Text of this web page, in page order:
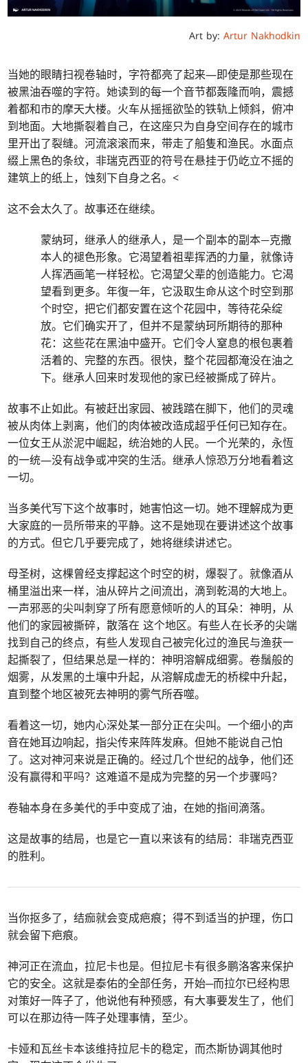
Art by: Artur Nakhodkin
当她的眼睛扫视卷轴时，字符都亮了起来—即使是那些现在
被黑油吞噬的字符。她读到的每一个音节都轰隆而响，震撼
着都和市的摩天大楼。火车从摇摇欲坠的铁轨上倾斜，俯冲
到地面。大地撕裂着自己，在这座只为自身空间存在的城市
里开出了裂缝。河流滚滚而来，带走了船隻和渔民。水面点
缀上黑色的条纹，非瑞克西亚的符号在悬挂于仍屹立不摇的
建筑上的纸上，蚀刻下自身之名。<
这不会太久了。故事还在继续。
蒙纳珂，继承人的继承人，是一个副本的副本—克撒
本人的褪色形象。它渴望着祖辈挥洒的力量，就像诗
人挥洒画笔一样轻松。它渴望父辈的创造能力。它渴
望看到更多。年復一年，它汲取生命从这个时空到那
个时空，把它们都安置在这个花园中，等待花朵绽
放。它们确实开了，但并不是蒙纳珂所期待的那种
花：这些花在黑油中盛开。它们令人窒息的根包裹着
活着的、完整的东西。很快，整个花园都淹没在油之
下。继承人回来时发现他的家已经被撕成了碎片。
故事不止如此。有被赶出家园、被践踏在脚下，他们的灵魂
被从肉体上剥离，他们的肉体被改造成超乎任何已知存在。
一位女王从淤泥中崛起，统治她的人民。一个光荣的，永恆
的一统—没有战争或冲突的生活。继承人惊恐万分地看着这
一切。
当多美代写下这个故事时，她害怕这一切。她不理解成为更
大家庭的一员所带来的平静。这不是她现在要讲述这个故事
的方式。但它几乎要完成了，她将继续讲述它。
母圣树，这棵曾经支撑起这个时空的树，爆裂了。就像酒从
桶里溢出来一样，油从碎片之间流出，滴到乾渴的大地上。
一声邪恶的尖叫刺穿了所有愿意倾听的人的耳朵：神明，从
他们的家园被撕碎，散落在 这个地区。有些人在长矛的尖端
找到自己的终点，有些人发现自己被完化过的渔民与渔获一
起撕裂了，但结果总是一样的：神明溶解成细雾。卷鬚般的
烟雾，从发黑的土壤中升起，从溶解成虚无的桥樑中升起，
直到整个地区被死去神明的雾气所吞噬。
看着这一切，她内心深处某一部分正在尖叫。一个细小的声
音在她耳边响起，指尖传来阵阵发麻。但她不能说自己怕
了。这对神河来说是正确的。经过几个世纪的战争，他们还
没有赢得和平吗？这难道不是成为完整的另一个步骤吗？
卷轴本身在多美代的手中变成了油，在她的指间滴落。
这是故事的结局，也是它一直以来该有的结局：非瑞克西亚
的胜利。
当你抠多了，结痂就会变成疤痕；得不到适当的护理，伤口
就会留下疤痕。
神河正在流血，拉尼卡也是。但拉尼卡有很多鹏洛客来保护
它的安全。这就是泰佑的全部任务，开始─而拉尔已经构思
对策好一阵子了，他说他有种预感，有大事要发生了，他们
可以在那边待一阵子处理事情，至少。
卡娅和瓦丝卡本该维持拉尼卡的稳定，而杰斯协调其他时